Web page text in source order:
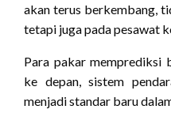
akan terus berkembang,
tetapi juga pada pesawat
Para pakar memprediksi
ke depan, sistem
menjadi standar baru